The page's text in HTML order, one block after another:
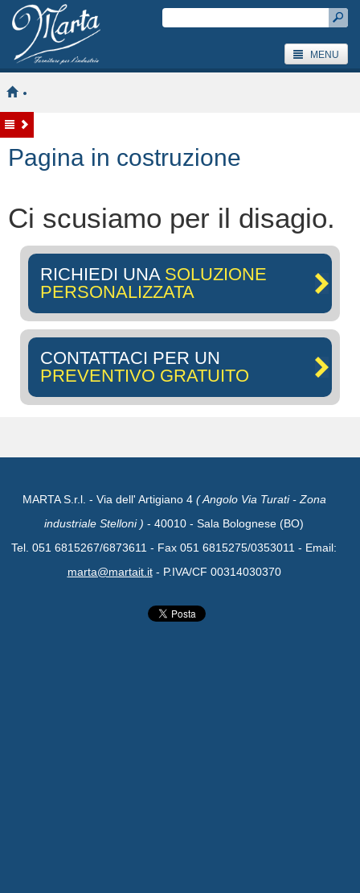
MENU
Pagina in costruzione
Ci scusiamo per il disagio.
RICHIEDI UNA SOLUZIONE
PERSONALIZZATA
CONTATTACI PER UN
PREVENTIVO GRATUITO
MARTA S.r.l. - Via dell' Artigiano 4 ( Angolo Via Turati - Zona
industriale Stelloni ) - 40010 - Sala Bolognese (BO)
Tel. 051 6815267/6873611 - Fax 051 6815275/0353011 - Email:
marta@martait.it- P.IVA/CF 00314030370